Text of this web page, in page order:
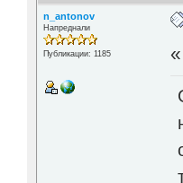
n_antonov
Напреднали
Публикации: 1185